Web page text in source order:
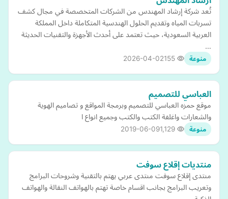
تُعد شركة إرشاد المهندس من الشركات المتخصصة في مجال كشف
تسربات المياه وتقديم الحلول الهندسية المتكاملة داخل المملكة
العربية السعودية، حيث تعتمد على أحدث الأجهزة والتقنيات الحديثة
…
منوعة 2026-04-02
العباسي للتصميم
موقع حمزه العباسي للتصميم وبرمجة المواقع و تصاميم الهوية
والشعارات واغلفة الكتب والكتب وجميع انواع ا
منوعة 2019-06-09
منتديات إقلاع سوفت
منتدى إقلاع سوفت منتدى عربي يهتم بالتقنية وشروحات البرامج
وتعريب البرامج بجانب اقسام خاصة تهتم بالهواتف النقالة والهواتف